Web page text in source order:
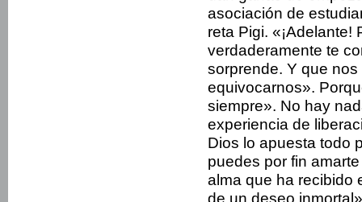
asociación de
reta Pigi.
verdaderamente te
sorprende. Y que
equivocarnos».
siempre». No hay
experiencia de
Dios lo apuesta todo
puedes por fin
alma que ha recibido
de un deseo